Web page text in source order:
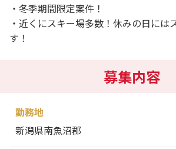
・冬季期間限定案件！
・近くにスキー場多数！休みの日には
す！
募集内容
勤務地
新潟県南魚沼郡